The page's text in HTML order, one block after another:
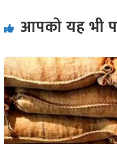
आपको यह भी